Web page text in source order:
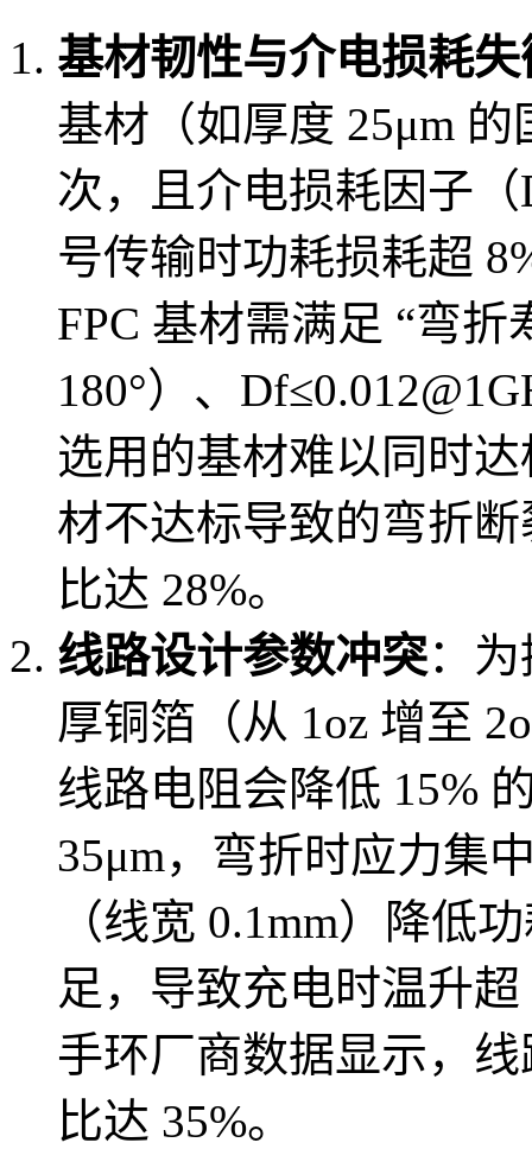
基材韧性与介电损耗失
基材（如厚度 25μm
次，且介电损耗因子
号传输时功耗损耗超
FPC 基材需满足 “弯
180°）、
选用的基材难以同时
材不达标导致的弯折
比达 28%。
线路设计参数冲突：
厚铜箔（从 1oz 增至
线路电阻会降低 15%
35μm，弯折时应力集
（线宽 0.1mm）降低
足，导致充电时温升
手环厂商数据显示，
比达 35%。